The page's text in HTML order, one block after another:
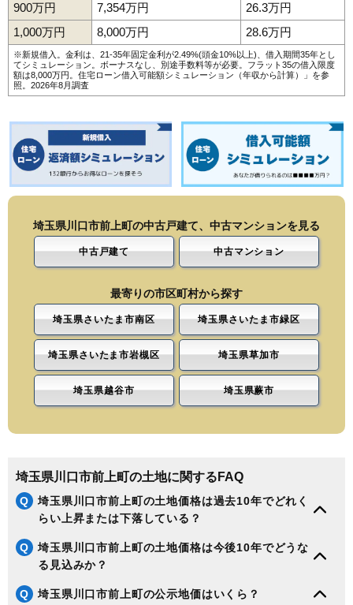
900万円
7,354万円
26.3万円
1,000万円
8,000万円 28.6万円
※新規借入。金利は、21-35年固定金利が2.49%(頭金10%以上)、借入期間35年とし
てシミュレーション。ボーナスなし、別途手数料等が必要。フラット35の借入限度
額は8,000万円。 住宅ローン借入可能額シミュレーション（年収から計算）
」を参
照。2026年8月調査
埼玉県川口市前上町の中古戸建て、中古マンションを見る
中古戸建て 中古マンション
最寄りの市区町村から探す
埼玉県さいたま市南区 埼玉県さいたま市緑区
埼玉県さいたま市岩槻区 埼玉県草加市
埼玉県越谷市 埼玉県蕨市
埼玉県川口市前上町の土地に関するFAQ
Q
埼玉県川口市前上町の土地価格は過去10年でどれく
らい上昇または下落している？
Q
埼玉県川口市前上町の土地価格は今後10年でどうな
る見込みか？
Q 埼玉県川口市前上町の公示地価はいくら？